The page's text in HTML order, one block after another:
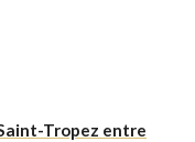
Tropez entre